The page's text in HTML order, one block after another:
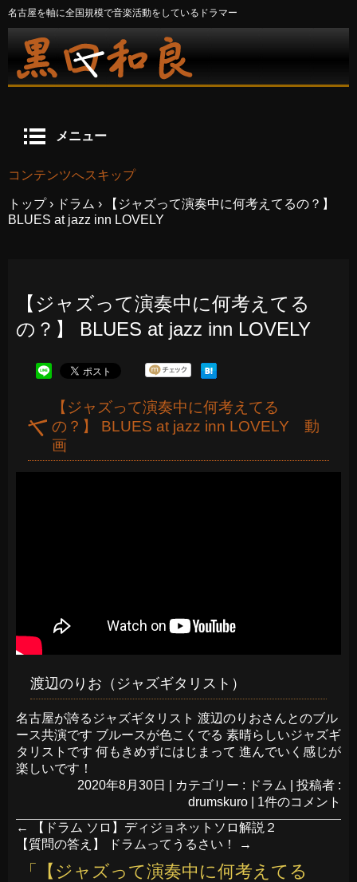
名古屋を軸に全国規模で音楽活動をしているドラマー
メニュー
コンテンツへスキップ
トップ › ドラム ›
【ジャズって演奏中に何考えてるの？】
BLUES at jazz inn LOVELY
【ジャズって演奏中に何考えてる
の？】 BLUES at jazz inn LOVELY
【ジャズって演奏中に何考えてる
の？】 BLUES at jazz inn LOVELY 動
画
渡辺のりお（ジャズギタリスト）
名古屋が誇るジャズギタリスト 渡辺のりおさんとのブル
ース共演です ブルースが色こくでる 素晴らしいジャズギ
タリストです 何もきめずにはじまって 進んでいく感じが
楽しいです！
2020年8月30日
カテゴリー : ドラム
投稿者 :
drumskuro
1件のコメント
←
【ドラム ソロ】ディジョネットソロ解説２
【質問の答え】 ドラムってうるさい！
→
「
【ジャズって演奏中に何考えてる